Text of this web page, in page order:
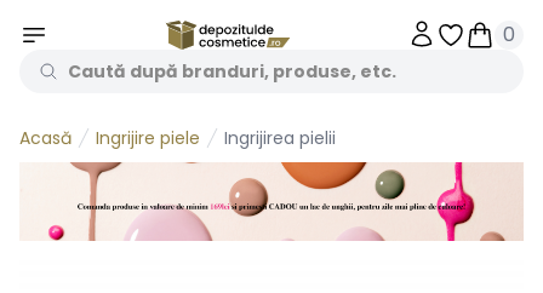
Obiecte
0
Acasă Ingrijire piele Ingrijirea pielii